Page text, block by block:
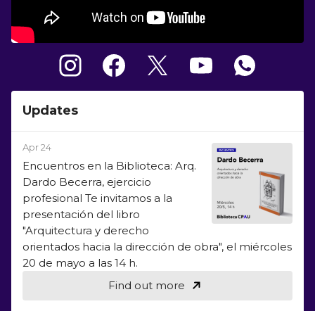
Updates
Apr 24
Encuentros en la Biblioteca: Arq.
Dardo Becerra, ejercicio
profesional Te invitamos a la
presentación del libro
"Arquitectura y derecho
orientados hacia la dirección de obra", el miércoles
20 de mayo a las 14 h.
Find out more